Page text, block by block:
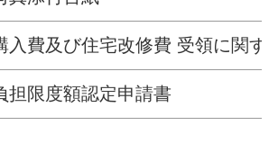
費及び住宅改修費 受領に関す
限度額認定申請書